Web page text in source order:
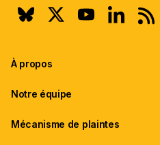
À propos
Notre équipe
Mécanisme de plaintes